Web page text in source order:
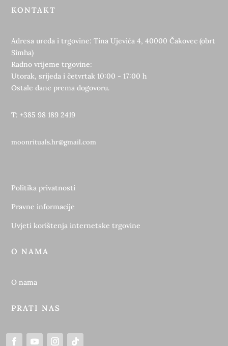
KONTAKT
Adresa ureda i trgovine: Tina Ujevića 4, 40000 Čakovec (obrt
Simha)
Radno vrijeme trgovine:
Utorak, srijeda i četvrtak 10:00 - 17:00 h
Ostale dane prema dogovoru.
T: +385 98 189 2419
moonrituals.hr@gmail.com
Politika privatnosti
Pravne informacije
Uvjeti korištenja internetske trgovine
O NAMA
O nama
PRATI NAS